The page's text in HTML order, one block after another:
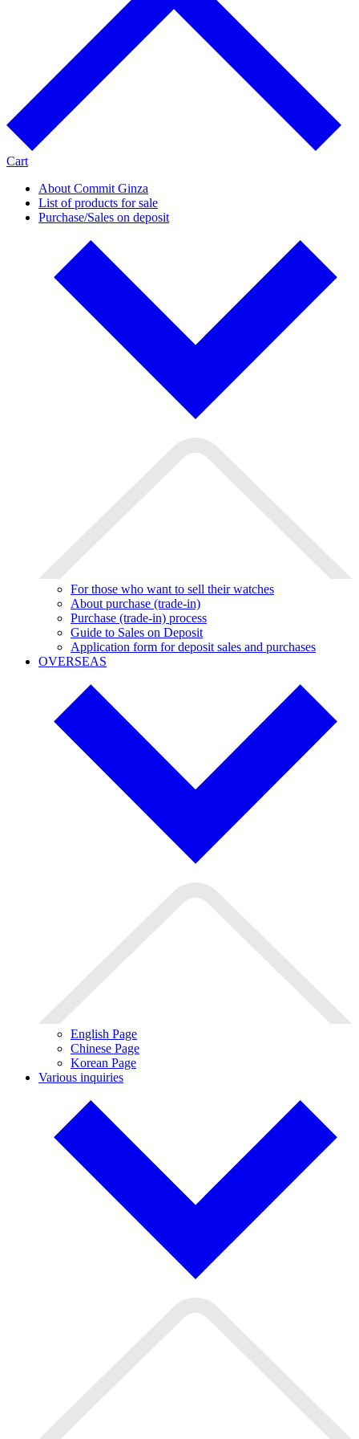
Cart
About Commit Ginza
List of products for sale
Purchase/Sales on deposit
For those who want to sell their watches
About purchase (trade-in)
Purchase (trade-in) process
Guide to Sales on Deposit
Application form for deposit sales and purchases
OVERSEAS
English Page
Chinese Page
Korean Page
Various inquiries